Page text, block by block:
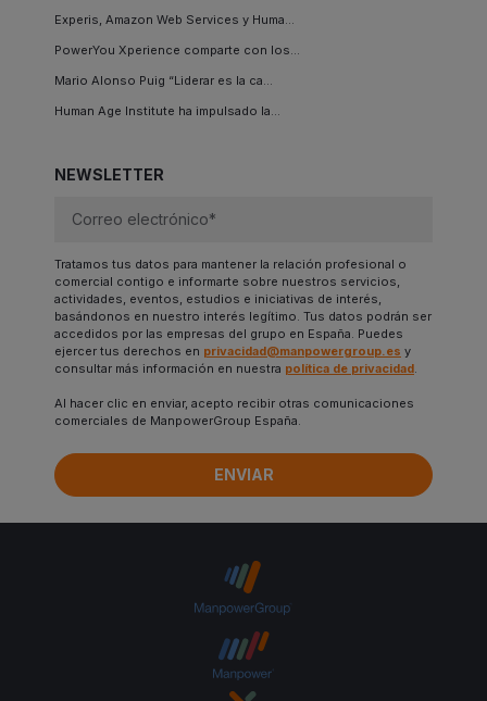
Experis, Amazon Web Services y Huma...
PowerYou Xperience comparte con los...
Mario Alonso Puig “Liderar es la ca...
Human Age Institute ha impulsado la...
NEWSLETTER
Tratamos tus datos para mantener la relación profesional o
comercial contigo e informarte sobre nuestros servicios,
actividades, eventos, estudios e iniciativas de interés,
basándonos en nuestro interés legítimo. Tus datos podrán ser
accedidos por las empresas del grupo en España. Puedes
ejercer tus derechos en privacidad@manpowergroup.es y
consultar más información en nuestra política de privacidad.
Al hacer clic en enviar, acepto recibir otras comunicaciones
comerciales de ManpowerGroup España.